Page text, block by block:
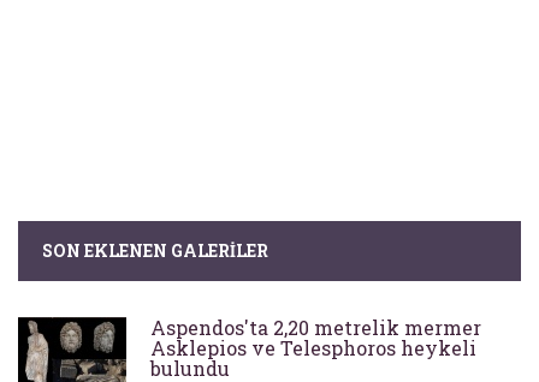
SON EKLENEN GALERILER
Aspendos'ta 2,20 metrelik mermer
Asklepios ve Telesphoros heykeli
bulundu